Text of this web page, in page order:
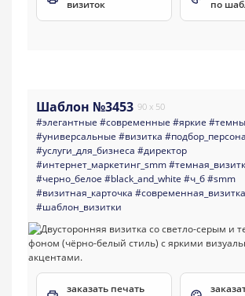
визиток
по
Шаблон №3453 90 x 50
#элегантные #современные #яркие
#универсальные #визитка
#услуги_для_бизнеса #директор
#интернет_маркетинг_smm
#черно_белое #black_and_white #ч_б#smm
#визитная_карточка #современная_визитка
#шаблон_визитки
заказать печать